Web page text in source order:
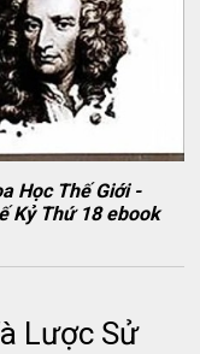
Học Thế Giới -
Kỷ Thứ 18 ebook
Lược Sử